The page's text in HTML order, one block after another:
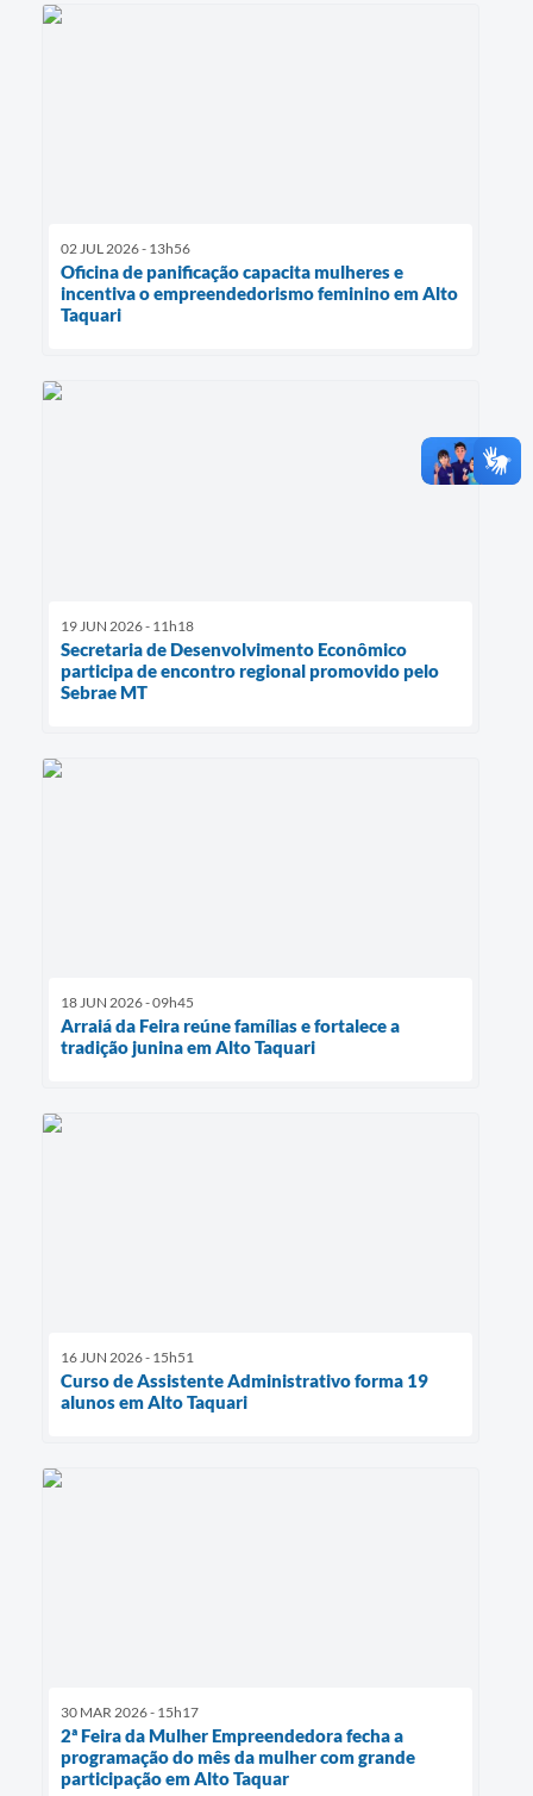
02 JUL 2026 - 13h56
Oficina de panificação capacita mulheres e
incentiva o empreendedorismo feminino em Alto
Taquari
19 JUN 2026 - 11h18
Secretaria de Desenvolvimento Econômico
participa de encontro regional promovido pelo
Sebrae MT
18 JUN 2026 - 09h45
Arraiá da Feira reúne famílias e fortalece a
tradição junina em Alto Taquari
16 JUN 2026 - 15h51
Curso de Assistente Administrativo forma 19
alunos em Alto Taquari
30 MAR 2026 - 15h17
2ª Feira da Mulher Empreendedora fecha a
programação do mês da mulher com grande
participação em Alto Taquar